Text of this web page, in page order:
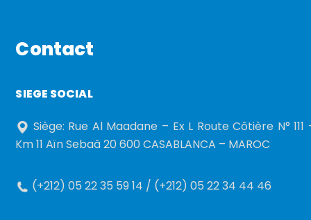
Contact
SIEGE SOCIAL
Siège: Rue Al Maadane – Ex L Route Côtière N° 111
Km 11 Aïn Sebaâ 20 600 CASABLANCA – MAROC
(+212) 05 22 35 59 14 / (+212) 05 22 34 44 46